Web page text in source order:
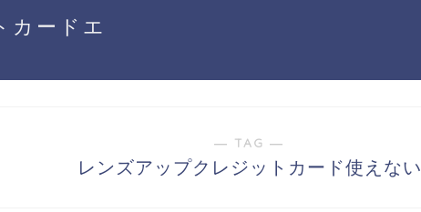
カードエ
― TAG ―
レンズアップクレジットカード使えない